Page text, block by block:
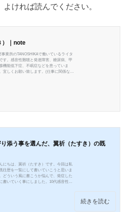
ければ読んでください。
）｜note
事業所のTANOSHIKAで働いているライタ
す。感音性難聴と発達障害、糖尿病、甲
機能低下症、不眠症などを患っていま
宜しくお願い致します。(仕事に関係ない
添う事を選んだ、翼祈（たすき）の既
にちは、翼祈（たすき）です。今回は私
往歴を一覧にして書いていこうと思いま
どういう風に書こうか悩んで、発症した
書いていく事にしました。10代感音性難
続きを読む